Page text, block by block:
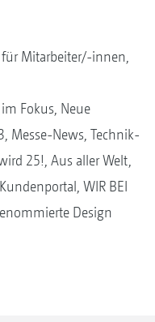
für Mitarbeiter/-innen,
Fokus, Neue
Messe-News, Technik-
25!, Aus aller Welt,
WIR BEI
Design